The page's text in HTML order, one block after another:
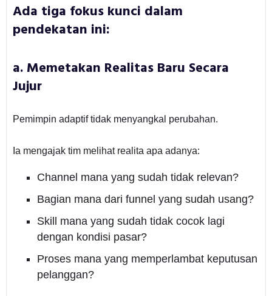
Ada tiga fokus kunci dalam
pendekatan ini:
a. Memetakan Realitas Baru Secara
Jujur
Pemimpin adaptif tidak menyangkal perubahan.
Ia mengajak tim melihat realita apa adanya:
Channel mana yang sudah tidak relevan?
Bagian mana dari funnel yang sudah usang?
Skill mana yang sudah tidak cocok lagi
dengan kondisi pasar?
Proses mana yang memperlambat keputusan
pelanggan?